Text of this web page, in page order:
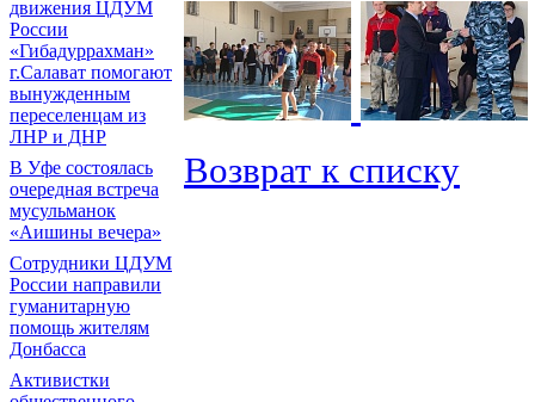
движения ЦДУМ
России
«Гибадуррахман»
г.Салават помогают
вынужденным
переселенцам из
ЛНР и ДНР
В Уфе состоялась
очередная встреча
мусульманок
«Аишины вечера»
Сотрудники ЦДУМ
России направили
гуманитарную
помощь жителям
Донбасса
Активистки
Возврат к списку